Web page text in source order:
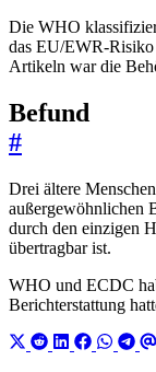
Die WHO
das EU/EWR-Risiko
Artikeln war die
Befund
#
Drei ältere
außergewöhnlichen
durch den einzigen
übertragbar ist.
WHO und ECDC
Berichterstattung